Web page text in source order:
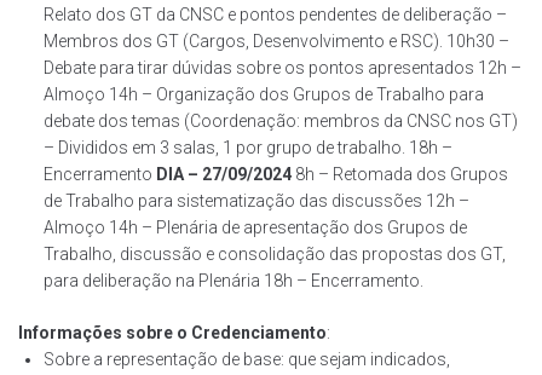
Relato dos GT da CNSC e pontos pendentes de deliberação –
Membros dos GT (Cargos, Desenvolvimento e RSC). 10h30 –
Debate para tirar dúvidas sobre os pontos apresentados 12h –
Almoço 14h – Organização dos Grupos de Trabalho para
debate dos temas (Coordenação: membros da CNSC nos GT)
– Divididos em 3 salas, 1 por grupo de trabalho. 18h –
Encerramento DIA – 27/09/2024 8h – Retomada dos Grupos
de Trabalho para sistematização das discussões 12h –
Almoço 14h – Plenária de apresentação dos Grupos de
Trabalho, discussão e consolidação das propostas dos GT,
para deliberação na Plenária 18h – Encerramento.
Informações sobre o Credenciamento:
Sobre a representação de base: que sejam indicados,